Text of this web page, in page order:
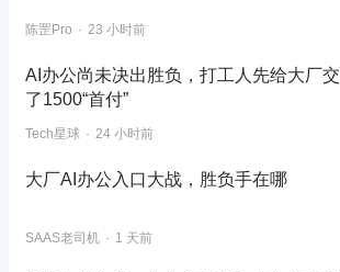
陈罡Pro 23 小时前
AI办公尚未决出胜负，打工人先给大厂交
了1500“首付”
Tech星球 24 小时前
大厂AI办公入口大战，胜负手在哪
SAAS老司机 1 天前